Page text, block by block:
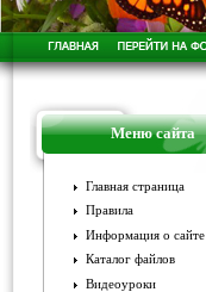
Меню сайта
Главная страница
Правила
Информация о сайте
Каталог файлов
Видеоуроки